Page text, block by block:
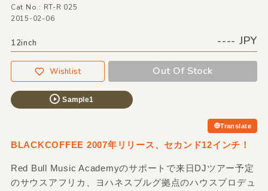
Cat No.: RT-R 025
2015-02-06
12inch ---- JPY
Wishlist Out Of Stock
Sample1
Translate
BLACKCOFFEE 2007年リリース、セカンド12インチ！
Red Bull Music Academyのサポートで来日DJツアー予定
のサウスアフリカ、ヨハネスブルグ拠点のハウスプロデュ